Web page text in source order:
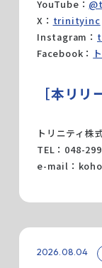
YouTube：
X： trinityinc
Instagram：
Facebook：
［本リリ
トリニティ株
TEL：048-
e-mail：
2026.08.04